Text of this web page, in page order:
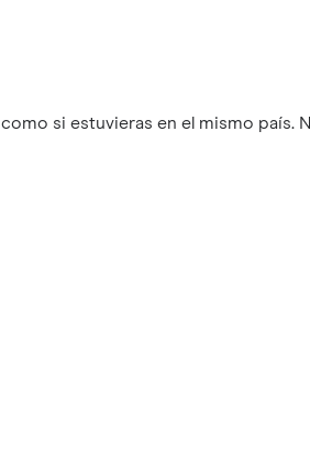
si estuvieras en el mismo